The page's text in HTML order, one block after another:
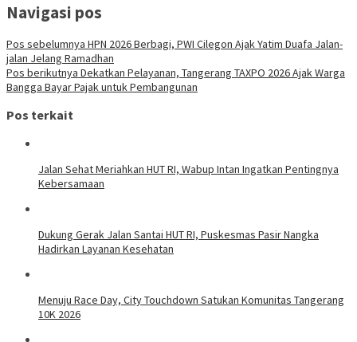
Navigasi pos
Pos sebelumnya HPN 2026 Berbagi, PWI Cilegon Ajak Yatim Duafa Jalan-
jalan Jelang Ramadhan
Pos berikutnya Dekatkan Pelayanan, Tangerang TAXPO 2026 Ajak Warga
Bangga Bayar Pajak untuk Pembangunan
Pos terkait
Jalan Sehat Meriahkan HUT RI, Wabup Intan Ingatkan Pentingnya
Kebersamaan
Dukung Gerak Jalan Santai HUT RI, Puskesmas Pasir Nangka
Hadirkan Layanan Kesehatan
Menuju Race Day, City Touchdown Satukan Komunitas Tangerang
10K 2026